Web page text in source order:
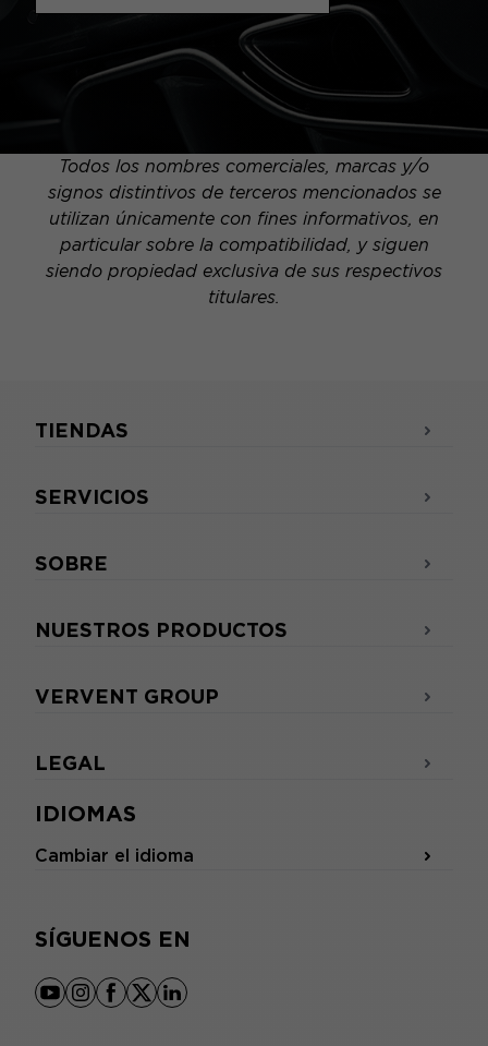
Todos los nombres comerciales, marcas y/o
signos distintivos de terceros mencionados se
utilizan únicamente con fines informativos, en
particular sobre la compatibilidad, y siguen
siendo propiedad exclusiva de sus respectivos
titulares.
IDIOMAS
Cambiar el idioma
SÍGUENOS EN
youtube
instagram
facebook
x linkedin
TIENDAS
SERVICIOS
SOBRE
NUESTROS PRODUCTOS
VERVENT GROUP
LEGAL